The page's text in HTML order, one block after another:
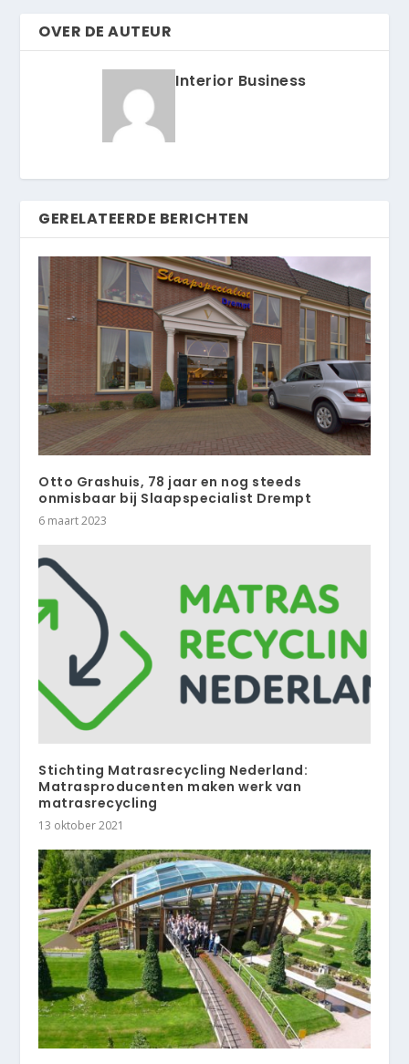
OVER DE AUTEUR
Interior Business
GERELATEERDE BERICHTEN
Otto Grashuis, 78 jaar en nog steeds
onmisbaar bij Slaapspecialist Drempt
6 maart 2023
Stichting Matrasrecycling Nederland:
Matrasproducenten maken werk van
matrasrecycling
13 oktober 2021